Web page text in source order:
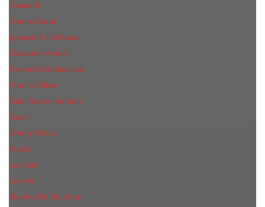
Davidoff
Donna Karan
Дольче & Габбана
Elizabeth Arden
Escentric Molecules
Franck Oliver
Gian Marco Venturi
Gucci
Jimmy Choo
Kenzo
Lacoste
Lanvin
Marina De Bourbon